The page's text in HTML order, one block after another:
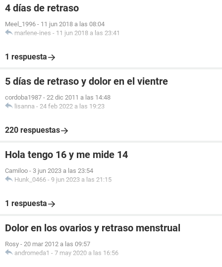
4 días de retraso
Meel_1996 - 11 jun 2018 a las 08:04
marlene-ines - 11 jun 2018 a las 23:41
1 respuesta
5 días de retraso y dolor en el vientre
cordoba1987 - 22 dic 2011 a las 14:48
lisanna - 24 feb 2022 a las 19:23
220 respuestas
Hola tengo 16 y me mide 14
Camiloo - 3 jun 2023 a las 23:54
Hunk_0466 - 9 jun 2023 a las 21:15
1 respuesta
Dolor en los ovarios y retraso menstrual
Rosy - 20 mar 2012 a las 09:57
andromeda1 - 7 may 2020 a las 16:56